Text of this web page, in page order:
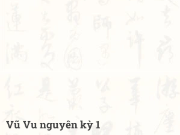
Vũ Vu nguyên kỳ 1